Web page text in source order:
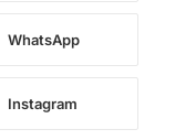
WhatsApp
Instagram